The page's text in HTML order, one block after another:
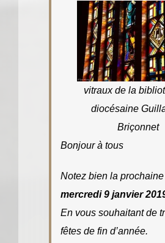
vitraux de la
diocésaine
Briçonnet
Bonjour à tous
Notez bien la
mercredi 9 janvier
En vous souhaitant de
fêtes de fin d’année.